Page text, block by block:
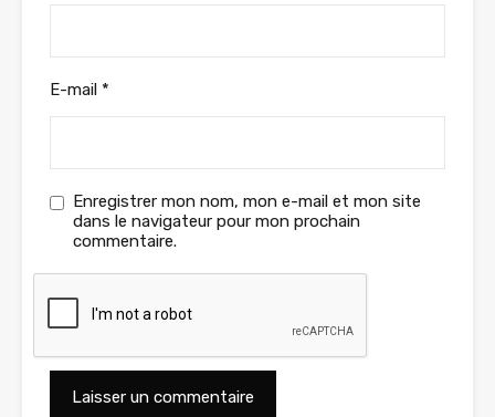
E-mail *
Enregistrer mon nom, mon e-mail et mon site
dans le navigateur pour mon prochain
commentaire.